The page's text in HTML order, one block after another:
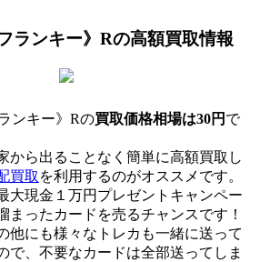
ランキー》Rの高額買取情報
ンキー》Rの買取価格相場は30円 で
から出ることなく簡単に高額買取し
買取 を利用するのがオススメです。
大現金１万円プレゼントキャンペー
まったカードを売るチャンスです！
他にも様々なトレカも一緒に送って
で、不要なカードは全部送ってしま